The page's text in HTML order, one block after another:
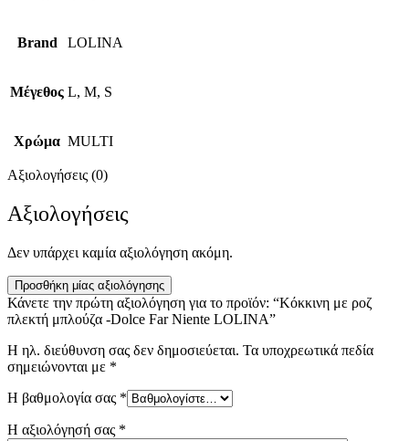
Brand LOLINA
Μέγεθος L, M, S
Χρώμα MULTI
Αξιολογήσεις (0)
Αξιολογήσεις
Δεν υπάρχει καμία αξιολόγηση ακόμη.
Προσθήκη μίας αξιολόγησης
Κάνετε την πρώτη αξιολόγηση για το προϊόν: “Κόκκινη με ροζ
πλεκτή μπλούζα -Dolce Far Niente LOLINA”
Η ηλ. διεύθυνση σας δεν δημοσιεύεται. Τα υποχρεωτικά πεδία
σημειώνονται με *
Η βαθμολογία σας *
Η αξιολόγησή σας *